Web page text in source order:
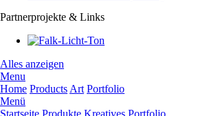
Partnerprojekte & Links
Alles anzeigen
Menu
Home Products Art Portfolio
Menü
Startseite Produkte Kreatives Portfolio